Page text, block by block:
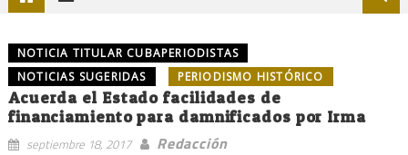
NOTICIA TITULAR CUBAPERIODISTAS
NOTICIAS SUGERIDAS
PERIODISMO HISTÓRICO
Acuerda el Estado facilidades de
financiamiento para damnificados por Irma
septiembre 18, 2017
Redacción